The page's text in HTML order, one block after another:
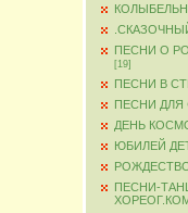
ПЕСНИ О
[19]
ПЕСНИ В
ПЕСНИ ДЛЯ
ДЕНЬ
ЮБИЛЕЙ
ПЕСНИ-